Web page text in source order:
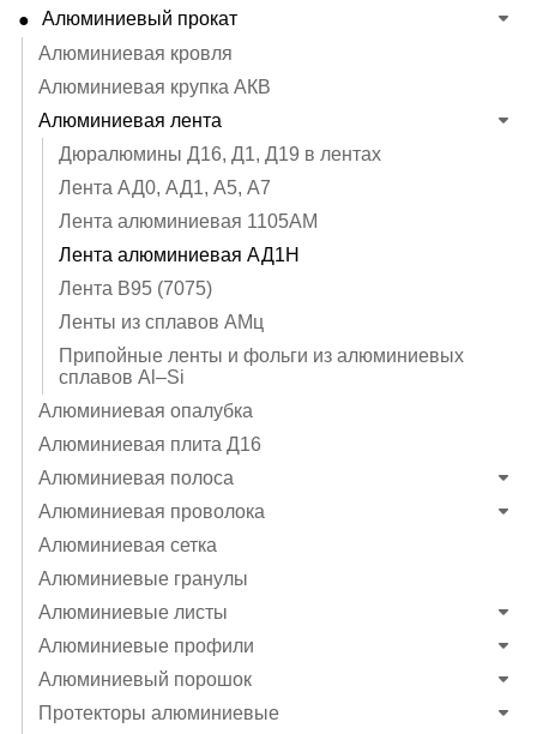
Алюминиевый прокат
Алюминиевая кровля
Алюминиевая крупка АКВ
Алюминиевая лента
Дюралюмины Д16, Д1, Д19 в лентах
Лента АД0, АД1, А5, А7
Лента алюминиевая 1105АМ
Лента алюминиевая АД1Н
Лента В95 (7075)
Ленты из сплавов АМц
Припойные ленты и фольги из алюминиевых
сплавов Al–Si
Алюминиевая опалубка
Алюминиевая плита Д16
Алюминиевая полоса
Алюминиевая проволока
Алюминиевая сетка
Алюминиевые гранулы
Алюминиевые листы
Алюминиевые профили
Алюминиевый порошок
Протекторы алюминиевые